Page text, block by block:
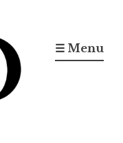
☰ Menu